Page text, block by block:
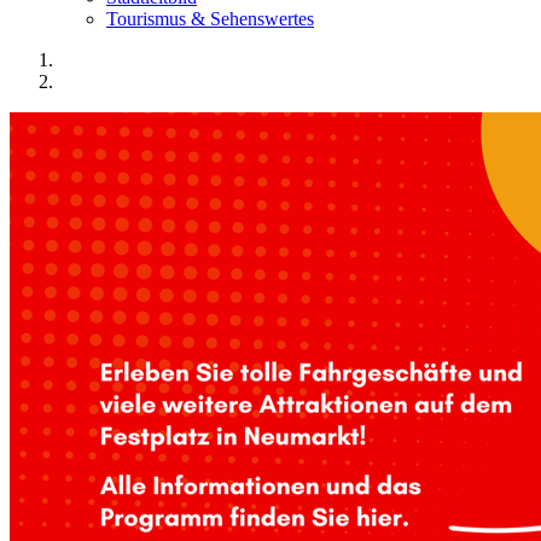
Tourismus & Sehenswertes